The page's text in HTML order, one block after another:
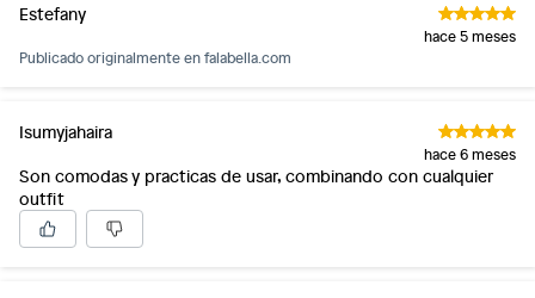
Estefany
hace 5 meses
Publicado originalmente enfalabella.com
Isumyjahaira
hace 6 meses
Son comodas y practicas de usar, combinando con cualquier
outfit